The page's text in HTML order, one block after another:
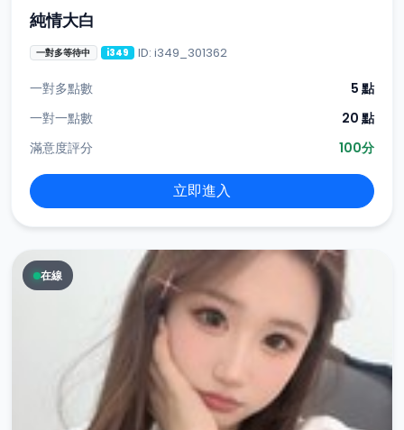
純情大白
一對多等待中 i349 ID: i349_301362
一對多點數
5 點
一對一點數
20 點
滿意度評分
100分
立即進入
在線